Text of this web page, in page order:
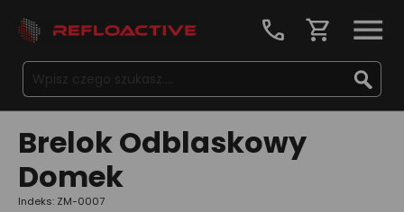
call shopping_cart
Brelok Odblaskowy
Domek
Indeks: ZM-0007